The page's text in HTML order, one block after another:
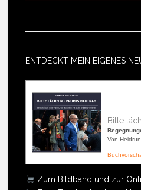
ENTDECKT MEIN EIGENES
Bitte
Von
Zum Bildband und zur